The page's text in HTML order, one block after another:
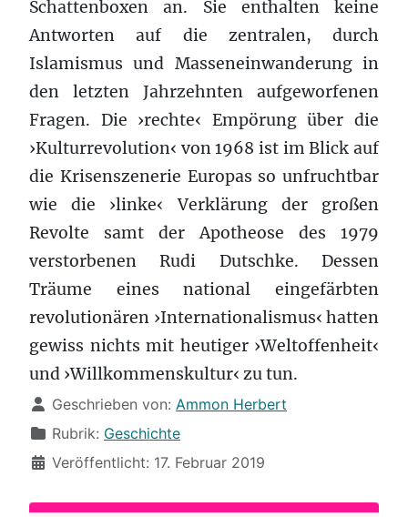
Schattenboxen an. Sie enthalten keine
Antworten auf die zentralen, durch
Islamismus und Masseneinwanderung in
den letzten Jahrzehnten aufgeworfenen
Fragen. Die ›rechte‹ Empörung über die
›Kulturrevolution‹ von 1968 ist im Blick auf
die Krisenszenerie Europas so unfruchtbar
wie die ›linke‹ Verklärung der großen
Revolte samt der Apotheose des 1979
verstorbenen Rudi Dutschke. Dessen
Träume eines national eingefärbten
revolutionären ›Internationalismus‹ hatten
gewiss nichts mit heutiger ›Weltoffenheit‹
und ›Willkommenskultur‹ zu tun.
Details
Geschrieben von: Ammon Herbert
Rubrik: Geschichte
Veröffentlicht: 17. Februar 2019